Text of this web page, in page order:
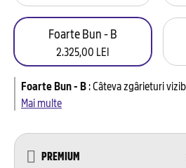
Foarte Bun - B
2.325,00 LEI
Foarte Bun - B:Câteva zgârieturi
Mai multe
PREMIUM